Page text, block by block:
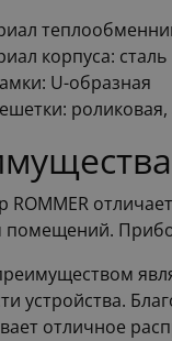
корпуса: сталь
U-образная
ROMMER
устройства.
отличное